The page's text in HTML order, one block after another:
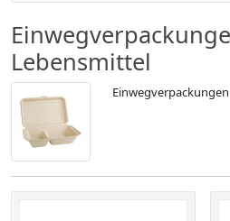
Lebensmittel